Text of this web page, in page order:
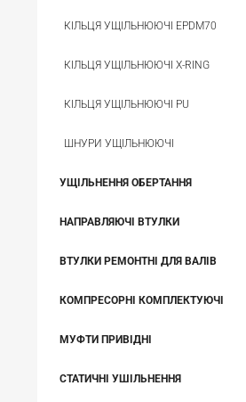
КІЛЬЦЯ УЩІЛЬНЮЮЧІ EPDM70
КІЛЬЦЯ УЩІЛЬНЮЮЧІ X-RING
КІЛЬЦЯ УЩІЛЬНЮЮЧІ PU
ШНУРИ УЩІЛЬНЮЮЧІ
УЩІЛЬНЕННЯ ОБЕРТАННЯ
НАПРАВЛЯЮЧІ ВТУЛКИ
ВТУЛКИ РЕМОНТНІ ДЛЯ ВАЛІВ
КОМПРЕСОРНІ КОМПЛЕКТУЮЧІ
МУФТИ ПРИВІДНІ
СТАТИЧНІ УШІЛЬНЕННЯ